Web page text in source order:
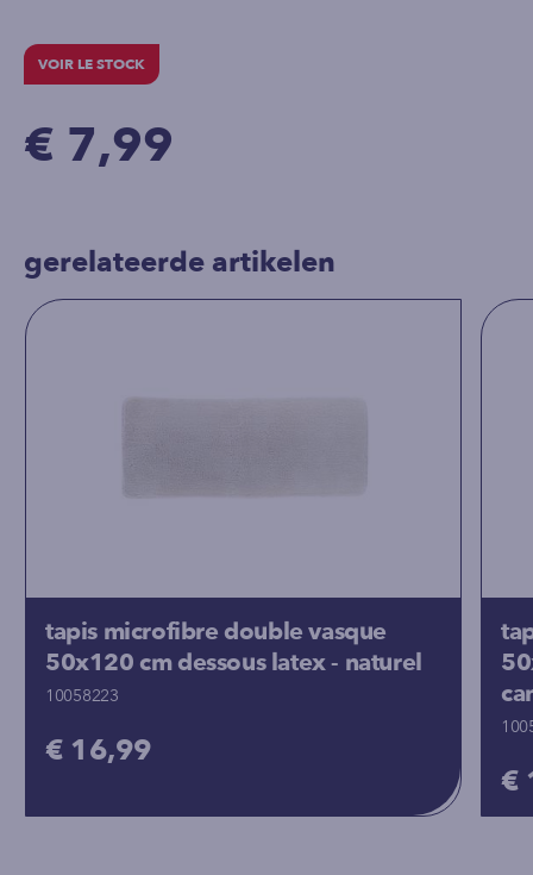
VOIR LE STOCK
€ 7,99
gerelateerde artikelen
tapis microfibre double vasque
50x120 cm dessous latex - naturel
10058223
€ 16,99
€